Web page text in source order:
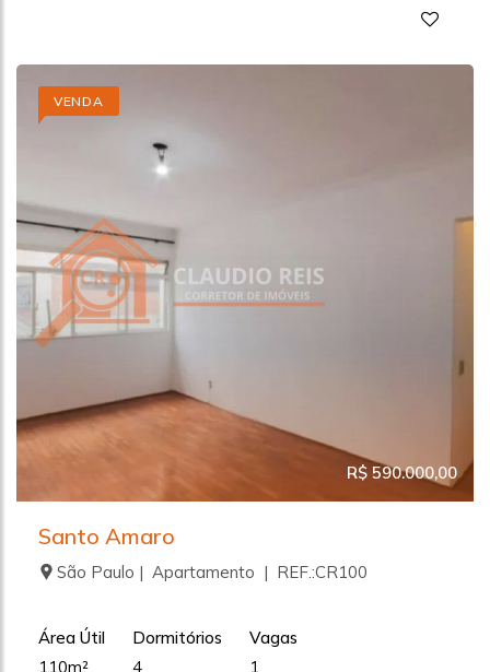
VENDA
R$ 590.000,00
Santo Amaro
São Paulo | Apartamento | REF.:CR100
Área Útil
110m²
Dormitórios
4
Vagas
1